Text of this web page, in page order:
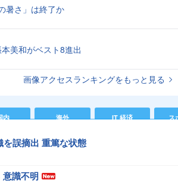
暑さ」は終了か
美和がベスト8進出
画像アクセスランキングをもっと見る
内 海外 IT 経済 ス
を誤摘出 重篤な状態
意識不明